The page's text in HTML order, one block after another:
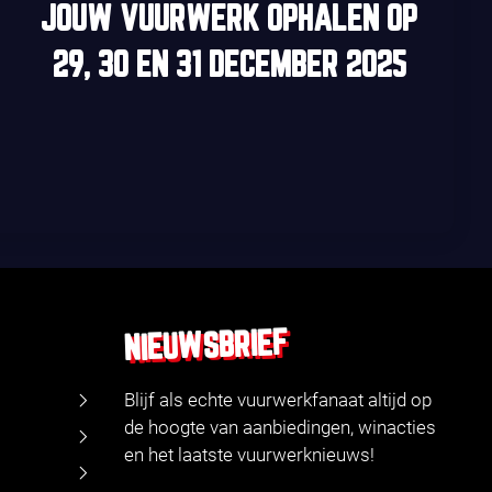
JOUW VUURWERK OPHALEN OP
29, 30EN 31 DECEMBER 2025
NIEUWSBRIEF
Blijf als echte vuurwerkfanaat altijd op
de hoogte van aanbiedingen, winacties
en het laatste vuurwerknieuws!